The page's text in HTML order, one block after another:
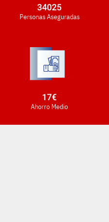
Personas Aseguradas
34025
Ahorro Medio
17€